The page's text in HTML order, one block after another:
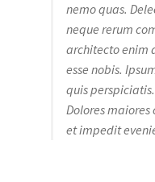
nemo quas.
neque rerum
architecto enim
esse nobis.
quis
Dolores
et impedit